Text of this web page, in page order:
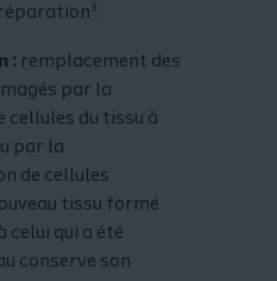
3.
: remplacement des
par la
cellules du tissu à
par la
de cellules
tissu formé
celui qui a été
conserve son